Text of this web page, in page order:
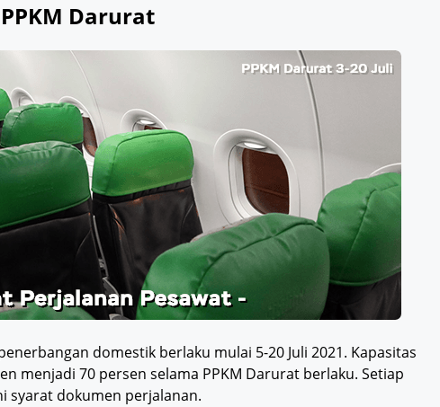
Darurat
domestik berlaku mulai 5-20 Juli 2021. Kapasitas
menjadi 70 persen selama PPKM Darurat berlaku. Setiap
syarat dokumen perjalanan.